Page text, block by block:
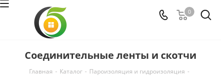
0
Соединительные ленты и скотчи
Главная - Каталог - Пароизоляция и гидроизоляция -